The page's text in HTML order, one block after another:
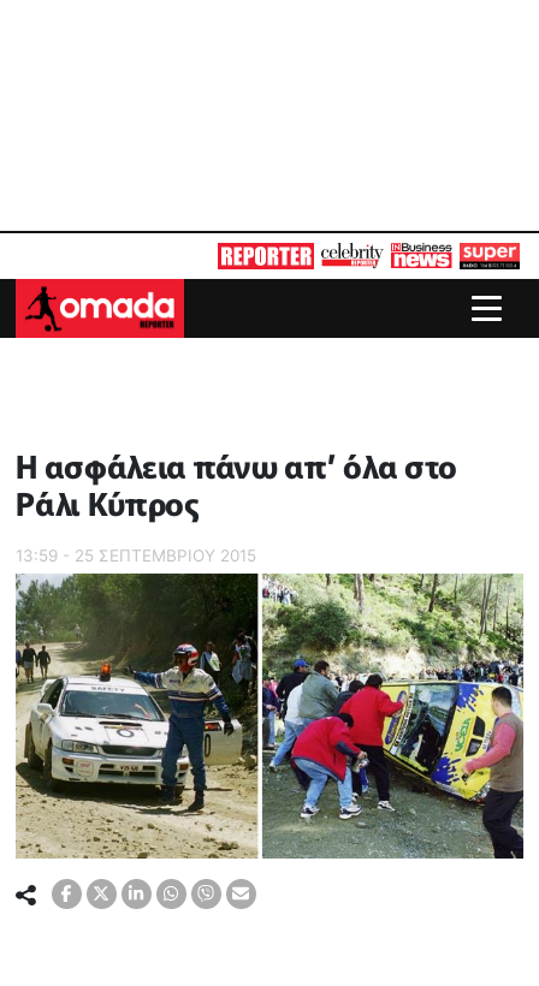
H ασφάλεια πάνω απ’ όλα στο
Ράλι Κύπρος
13:59 - 25 ΣΕΠΤΕΜΒΡΙΟΥ 2015